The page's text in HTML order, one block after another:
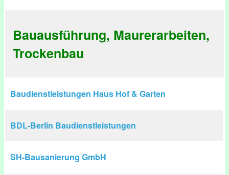
Bauausführung, Maurerarbeiten,
Trockenbau
Baudienstleistungen Haus Hof & Garten
BDL-Berlin Baudienstleistungen
SH-Bausanierung GmbH